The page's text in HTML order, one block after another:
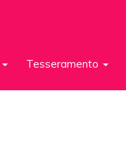
Tesseramento